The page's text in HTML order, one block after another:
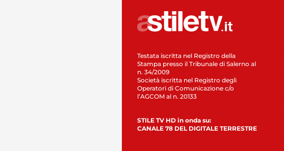
Testata iscritta nel Registro della
Stampa presso il Tribunale di Salerno al
n. 34/2009
Società iscritta nel Registro degli
Operatori di Comunicazione c/o
l’AGCOM al n. 20133
STILE TV HD in onda su:
CANALE 78 DEL DIGITALE TERRESTRE